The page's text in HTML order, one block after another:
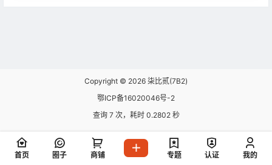
Copyright © 2026 柒比贰(7B2)
鄂ICP备16020046号-2
查询 7 次，耗时 0.2802 秒
首页 圈子 商铺 专题 认证 我的